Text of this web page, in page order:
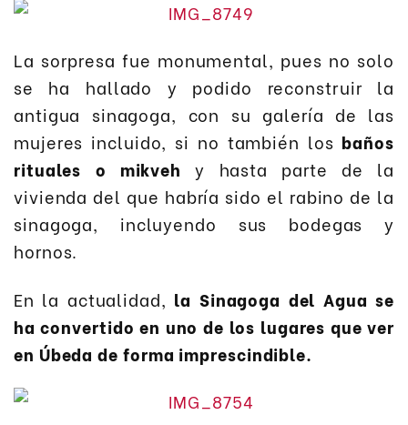
La sorpresa fue monumental, pues no solo
se ha hallado y podido reconstruir la
antigua sinagoga, con su galería de las
mujeres incluido, si no también los baños
rituales o mikveh y hasta parte de la
vivienda del que habría sido el rabino de la
sinagoga, incluyendo sus bodegas y
hornos.
En la actualidad, la Sinagoga del Agua se
ha convertido en uno de los lugares que ver
en Úbeda de forma imprescindible.